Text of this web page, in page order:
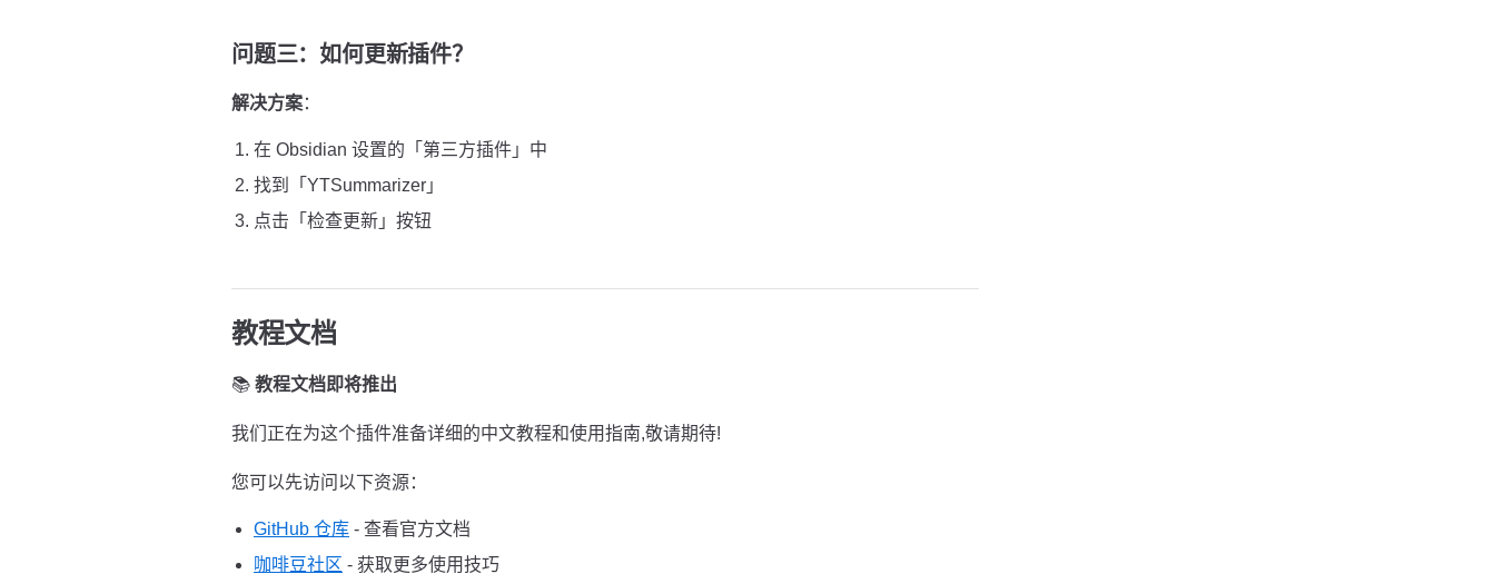
问题三：如何更新插件？
解决方案：
在 Obsidian 设置的「第三方插件」中
找到「YTSummarizer」
点击「检查更新」按钮
教程文档
📚 教程文档即将推出
我们正在为这个插件准备详细的中文教程和使用指南,敬请期待!
您可以先访问以下资源：
GitHub 仓库 - 查看官方文档
咖啡豆社区 - 获取更多使用技巧